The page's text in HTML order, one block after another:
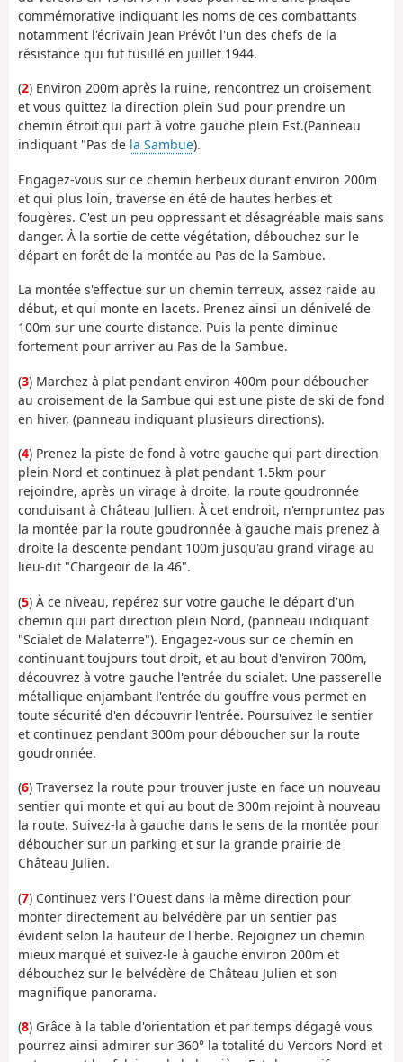
commémorative indiquant les noms de ces combattants
notamment l'écrivain Jean Prévôt l'un des chefs de la
résistance qui fut fusillé en juillet 1944.
(2) Environ 200m après la ruine, rencontrez un croisement
et vous quittez la direction plein Sud pour prendre un
chemin étroit qui part à votre gauche plein Est.(Panneau
indiquant "Pas de la Sambue).
Engagez-vous sur ce chemin herbeux durant environ 200m
et qui plus loin, traverse en été de hautes herbes et
fougères. C'est un peu oppressant et désagréable mais sans
danger. À la sortie de cette végétation, débouchez sur le
départ en forêt de la montée au Pas de la Sambue.
La montée s'effectue sur un chemin terreux, assez raide au
début, et qui monte en lacets. Prenez ainsi un dénivelé de
100m sur une courte distance. Puis la pente diminue
fortement pour arriver au Pas de la Sambue.
(3) Marchez à plat pendant environ 400m pour déboucher
au croisement de la Sambue qui est une piste de ski de fond
en hiver, (panneau indiquant plusieurs directions).
(4) Prenez la piste de fond à votre gauche qui part direction
plein Nord et continuez à plat pendant 1.5km pour
rejoindre, après un virage à droite, la route goudronnée
conduisant à Château Jullien. À cet endroit, n'empruntez pas
la montée par la route goudronnée à gauche mais prenez à
droite la descente pendant 100m jusqu'au grand virage au
lieu-dit "Chargeoir de la 46".
(5) À ce niveau, repérez sur votre gauche le départ d'un
chemin qui part direction plein Nord, (panneau indiquant
"Scialet de Malaterre"). Engagez-vous sur ce chemin en
continuant toujours tout droit, et au bout d'environ 700m,
découvrez à votre gauche l'entrée du scialet. Une passerelle
métallique enjambant l'entrée du gouffre vous permet en
toute sécurité d'en découvrir l'entrée. Poursuivez le sentier
et continuez pendant 300m pour déboucher sur la route
goudronnée.
(6) Traversez la route pour trouver juste en face un nouveau
sentier qui monte et qui au bout de 300m rejoint à nouveau
la route. Suivez-la à gauche dans le sens de la montée pour
déboucher sur un parking et sur la grande prairie de
Château Julien.
(7) Continuez vers l'Ouest dans la même direction pour
monter directement au belvédère par un sentier pas
évident selon la hauteur de l'herbe. Rejoignez un chemin
mieux marqué et suivez-le à gauche environ 200m et
débouchez sur le belvédère de Château Julien et son
magnifique panorama.
(8) Grâce à la table d'orientation et par temps dégagé vous
pourrez ainsi admirer sur 360° la totalité du Vercors Nord et